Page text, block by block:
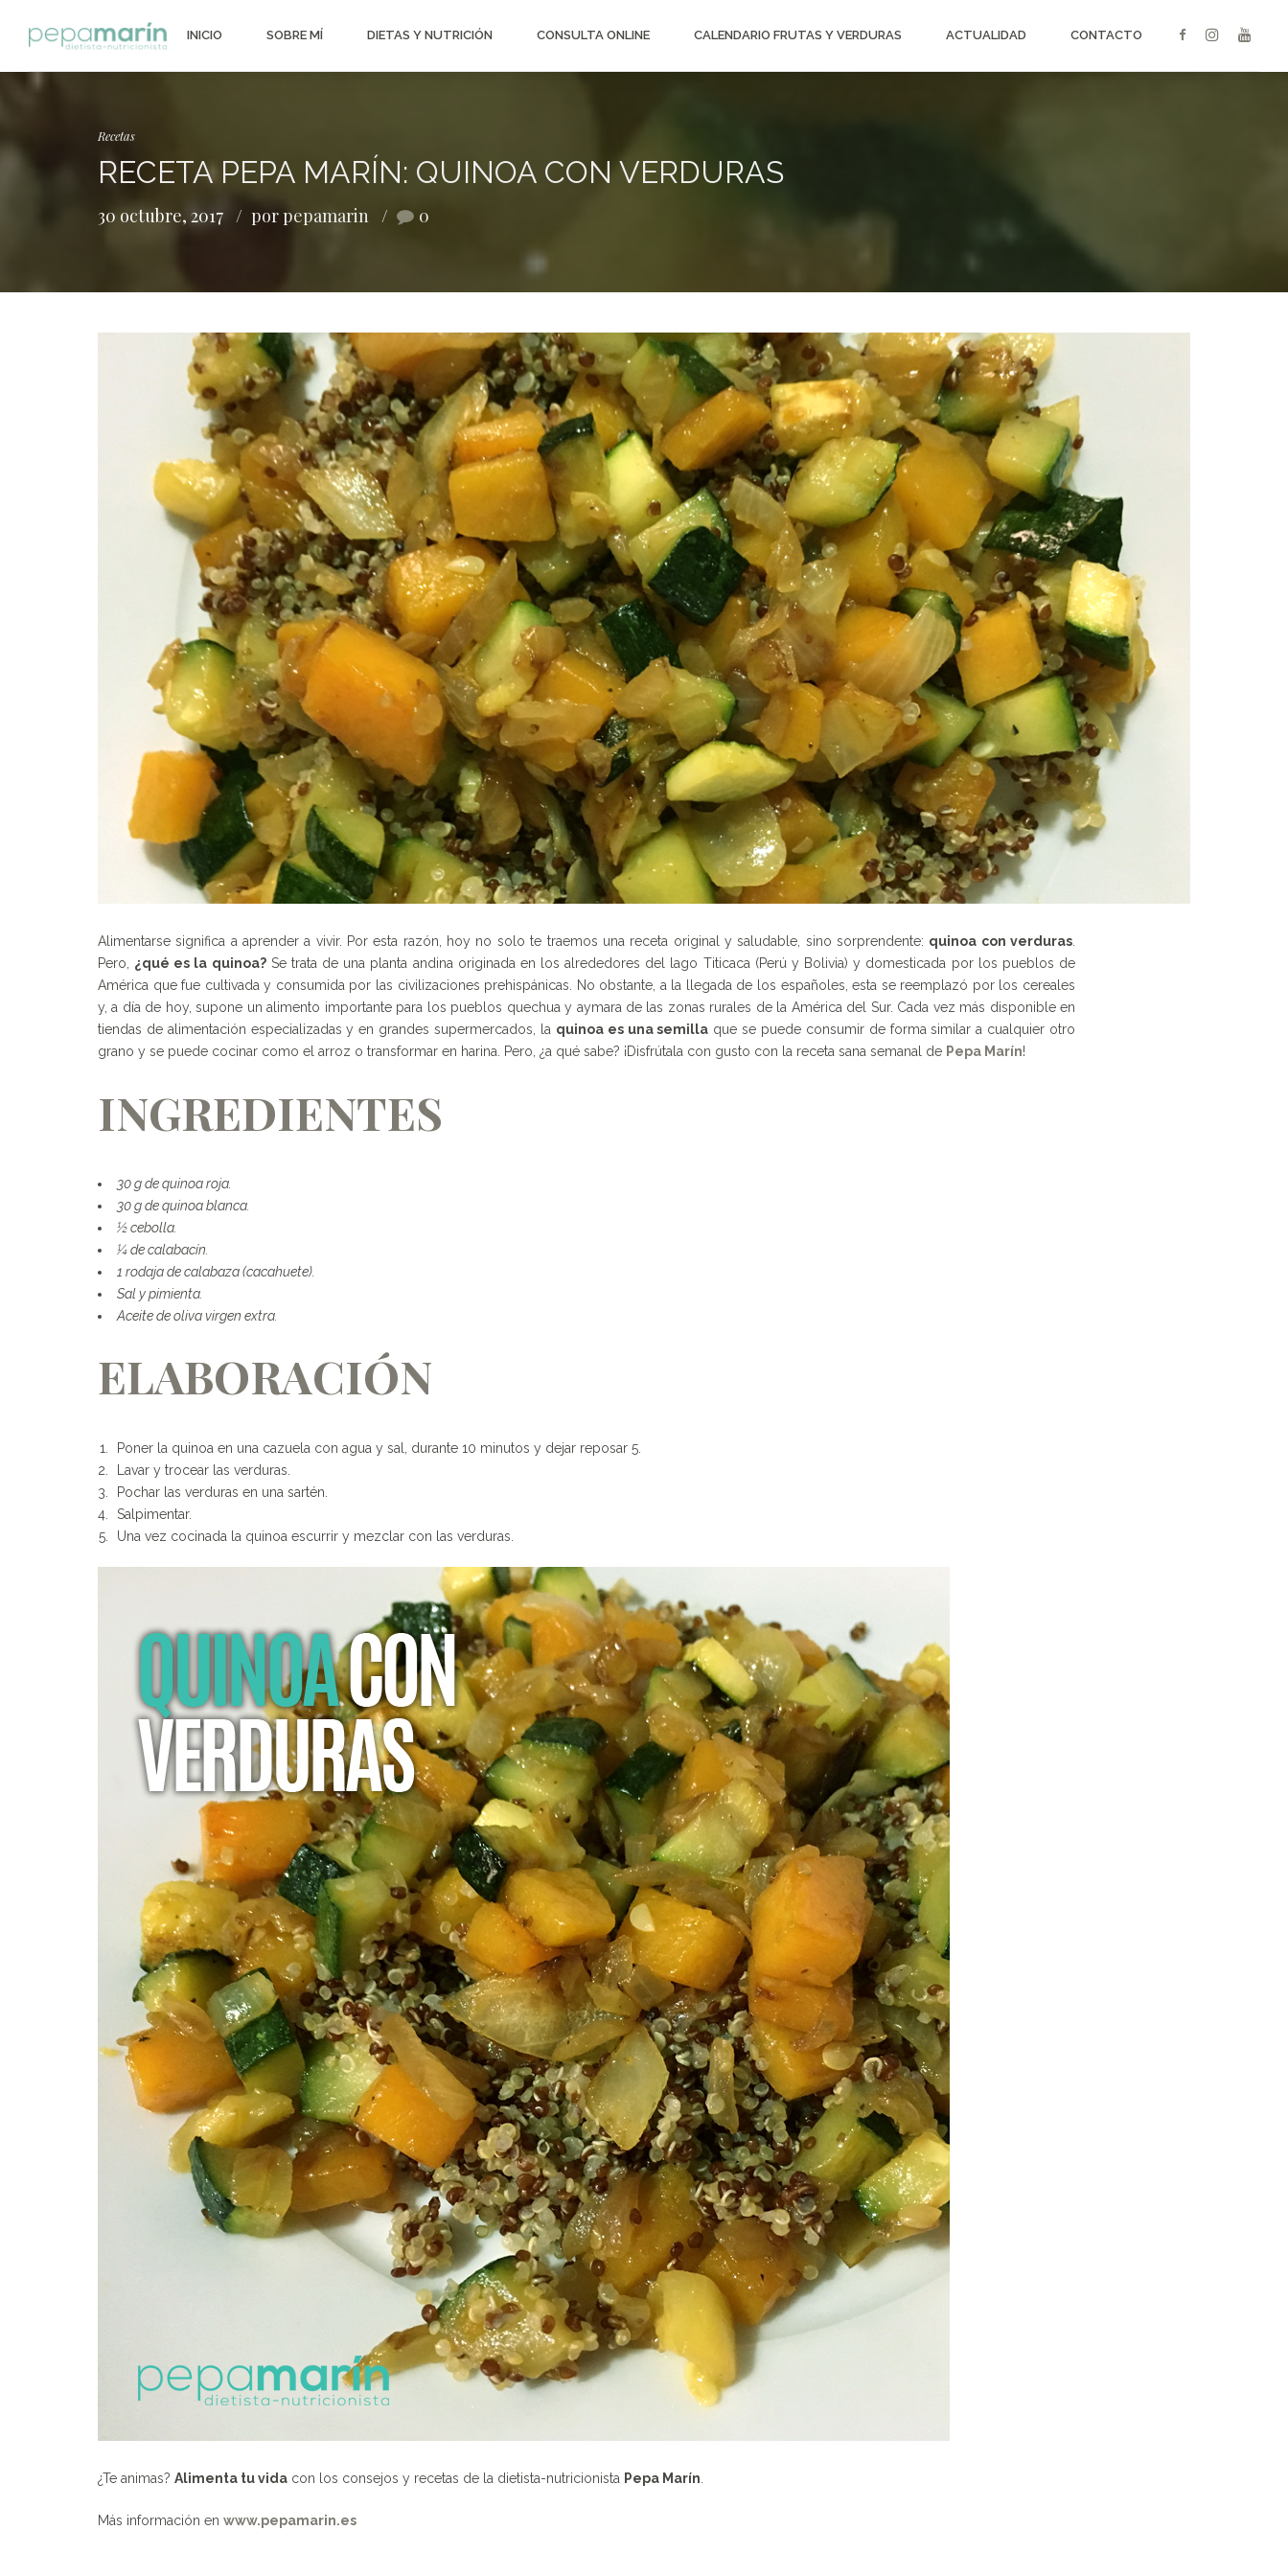
INICIO SOBRE MÍ DIETAS Y NUTRICIÓN CONSULTA ONLINE CALENDARIO FRUTAS Y VERDURAS ACTUALIDAD CONTACTO
Recetas
RECETA PEPA MARÍN: QUINOA CON VERDURAS
30 octubre, 2017 por pepamarin 0
Alimentarse significa a aprender a vivir. Por esta razón, hoy no solo te traemos una receta original y saludable, sino sorprendente: quinoa con verduras
Pero, ¿qué es la quinoa?Se trata de una planta andina originada en los alrededores del lago Titicaca (Perú y Bolivia) y domesticada por los pueblos de
América que fue cultivada y consumida por las civilizaciones prehispánicas. No obstante, a la llegada de los españoles, esta se reemplazó por los cereales
y, a día de hoy, supone un alimento importante para los pueblos quechua y aymara de las zonas rurales de la América del Sur. Cada vez más disponible en
tiendas de alimentación especializadas y en grandes supermercados, la quinoa es una semilla que se puede consumir de forma similar a cualquier otro
grano y se puede cocinar como el arroz o transformar en harina. Pero, ¿a qué sabe? ¡Disfrútala con gusto con la receta sana semanal de Pepa Marín!
INGREDIENTES
30 g de quinoa roja.
30 g de quinoa blanca.
½ cebolla.
¼ de calabacín.
1 rodaja de calabaza (cacahuete).
Sal y pimienta.
Aceite de oliva virgen extra.
ELABORACIÓN
Poner la quinoa en una cazuela con agua y sal, durante 10 minutos y dejar reposar 5.
Lavar y trocear las verduras.
Pochar las verduras en una sartén.
Salpimentar.
Una vez cocinada la quinoa escurrir y mezclar con las verduras.
¿Te animas? Alimenta tu vida con los consejos y recetas de la dietista-nutricionista Pepa Marín
Más información en www.pepamarin.es